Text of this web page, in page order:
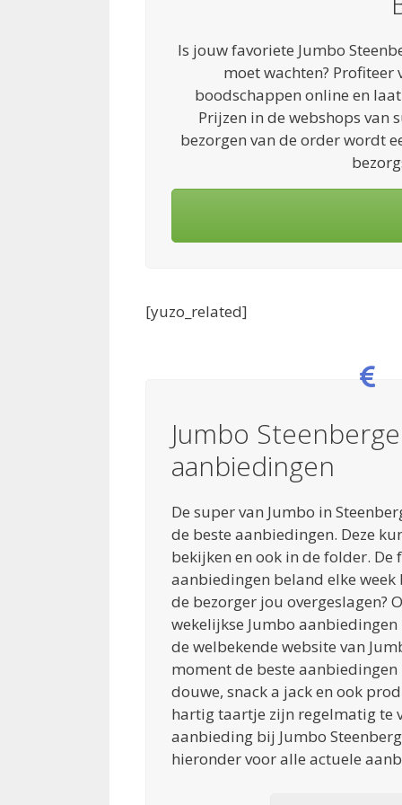
Is jouw favoriete Jumbo
moet wachten?
boodschappen online en
Prijzen in de webshops van
bezorgen van de order wordt
[yuzo_related]
Jumbo
aanbiedingen
De super van Jumbo in
de beste aanbiedingen. Deze
bekijken en ook in de folder. De
aanbiedingen beland elke
de bezorger jou overgeslagen?
wekelijkse Jumbo
de welbekende website van
moment de beste
douwe, snack a jack en ook
hartig taartje zijn regelmatig te
aanbieding bij Jumbo
hieronder voor alle actuele